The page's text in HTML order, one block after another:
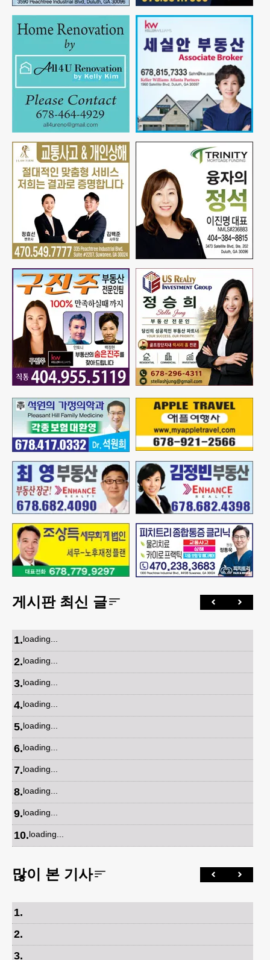
게시판 최신 글
1.loading...
2.loading...
3.loading...
4.loading...
5.loading...
6.loading...
7.loading...
8.loading...
9.loading...
10.loading...
많이 본 기사
1.
2.
3.